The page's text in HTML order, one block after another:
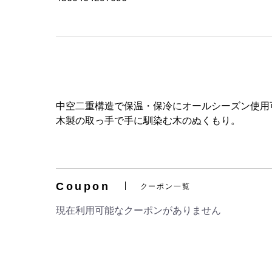
中空二重構造で保温・保冷にオールシーズン使用
木製の取っ手で手に馴染む木のぬくもり。
Coupon クーポン一覧
現在利用可能なクーポンがありません